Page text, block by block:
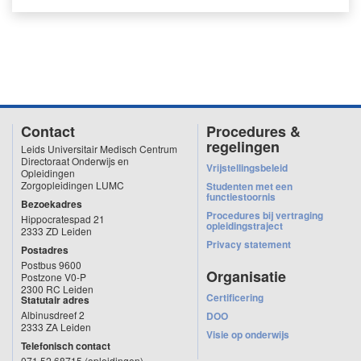
Deze nascholing gaat alleen door bij voldoende aanmeldingen.
certificaat van het LUMC.
Contact
Leids Universitair Medisch Centrum
Directoraat Onderwijs en
Opleidingen
Zorgopleidingen LUMC
Bezoekadres
Hippocratespad 21
2333 ZD Leiden
Postadres
Postbus 9600
Postzone V0-P
2300 RC Leiden
Statutair adres
Albinusdreef 2
2333 ZA Leiden
Telefonisch contact
Procedures &
regelingen
Vrijstellingsbeleid
Studenten met een
functiestoornis
Procedures bij vertraging
opleidingstraject
Privacy statement
Organisatie
Certificering
DOO
Visie op onderwijs